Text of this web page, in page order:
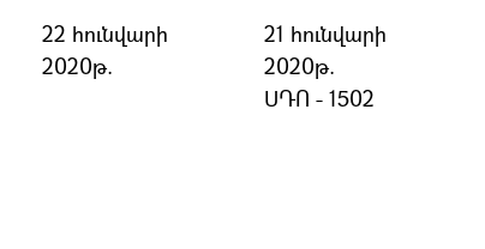
22 հունվարի
2020թ.
21 հունվարի
2020թ.
ՍԴՈ - 1502